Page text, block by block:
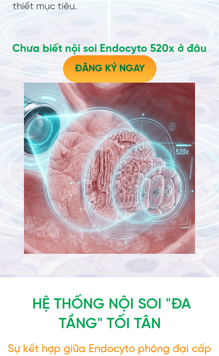
thiết mục tiêu.
Chưa biết nội soi Endocyto 520x ở đâu
ĐĂNG KÝ NGAY
HỆ THỐNG NỘI SOI "ĐA
TẦNG" TỐI TÂN
Sự kết hợp giữa Endocyto phóng đại cấp